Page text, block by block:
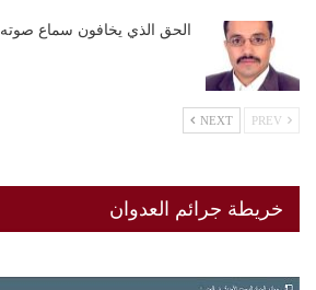
الحق الذي يخافون سماع صوته
NEXT
خريطة جرائم العدوان